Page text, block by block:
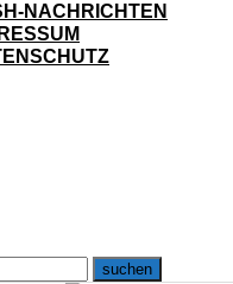
NACHRICHTEN